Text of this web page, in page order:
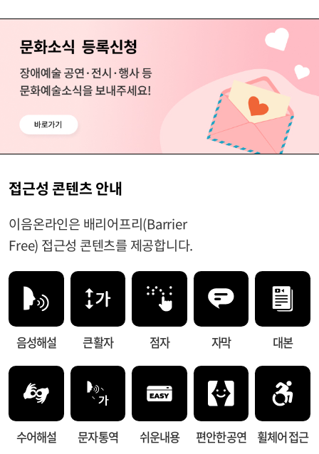
접근성 콘텐츠 안내
이음온라인은 배리어프리(Barrier
Free) 접근성 콘텐츠를 제공합니다.
음성해설 큰 활자 점자 자막 대본
수어해설 문자 통역 쉬운내용 편안한 공연 휠체어 접근